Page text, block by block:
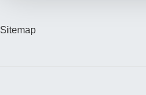
Sitemap